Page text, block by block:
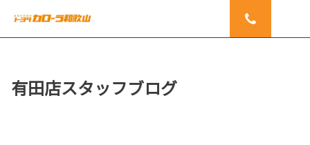
有田店スタッフブログ